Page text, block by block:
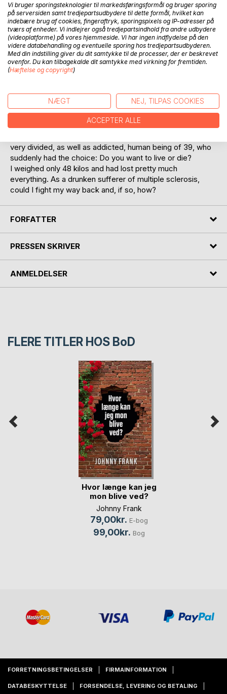
BESKRIVELSE
certainly end up in the clutches of alcohol and drugs. It is
the story of an anxious and very divided human being and
his struggle out of the madness.
very divided, as well as addicted, human being of 39, who
suddenly had the choice: Do you want to live or die?
I weighed only 48 kilos and had lost pretty much
everything. As a drunken sufferer of multiple sclerosis,
could I fight my way back and, if so, how?
FORFATTER
PRESSEN SKRIVER
ANMELDELSER
FLERE TITLER HOS BoD
Hvor længe kan jeg
mon blive ved?
Johnny Frank
79,00kr. E-bog
99,00kr. Bog
FORRETNINGSBETINGELSER FIRMAINFORMATION
DATABESKYTTELSE FORSENDELSE, LEVERING OG BETALING
Vi bruger sporingsteknologier til markedsføringsformål og bruger sporing
på serversiden samt tredjepartsudbydere til dette formål, hvilket kan
indebære brug af cookies, fingeraftryk, sporingspixels og IP-adresser på
tværs af enheder. Vi indlejrer også tredjepartsindhold fra andre udbydere
(videoplatforme) på vores hjemmeside. Vi har ingen indflydelse på den
videre databehandling og eventuelle sporing hos tredjepartsudbyderen.
Med din indstilling giver du dit samtykke til de processer, der er beskrevet
ovenfor. Du kan tilbagekalde dit samtykke med virkning for fremtiden.
(Hæftelse og copyright)
NÆGT NEJ, TILPAS COOKIES
ACCEPTER ALLE